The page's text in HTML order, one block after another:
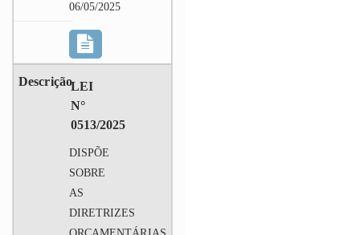
06/05/2025
LEI
N°
0513/2025
DISPÕE
SOBRE
AS
DIRETRIZES